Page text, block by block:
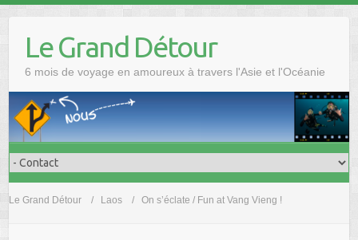
Le Grand Détour
6 mois de voyage en amoureux à travers l'Asie et l'Océanie
Le Grand Détour Laos On s’éclate / Fun at Vang Vieng !